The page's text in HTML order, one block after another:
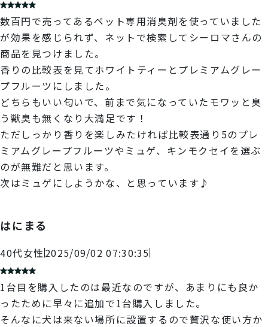
数百円で売ってあるペット専用消臭剤を使っていました
が効果を感じられず、ネットで検索してシーロマさんの
商品を見つけました。
香りの比較表を見てホワイトティーとプレミアムグレー
プフルーツにしました。
どちらもいい匂いで、前まで気になっていたモワッと臭
う獣臭も無くなり大満足です！
ただしっかり香りを楽しみたければ比較表通り5のプレ
ミアムグレープフルーツやミュゲ、キンモクセイを選ぶ
のが無難だと思います。
次はミュゲにしようかな、と思っています♪
はにまる
40代女性2025/09/02 07:30:35
1台目を購入したのは最近なのですが、あまりにも良か
ったために早々に追加で1台購入しました。
そんなに犬は来ない場所に設置するので贅沢な使い方か